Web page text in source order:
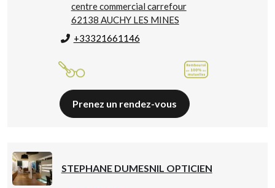
centre commercial carrefour
62138 AUCHY LES MINES
+33321661146
Prenez un rendez-vous
STEPHANE DUMESNIL OPTICIEN